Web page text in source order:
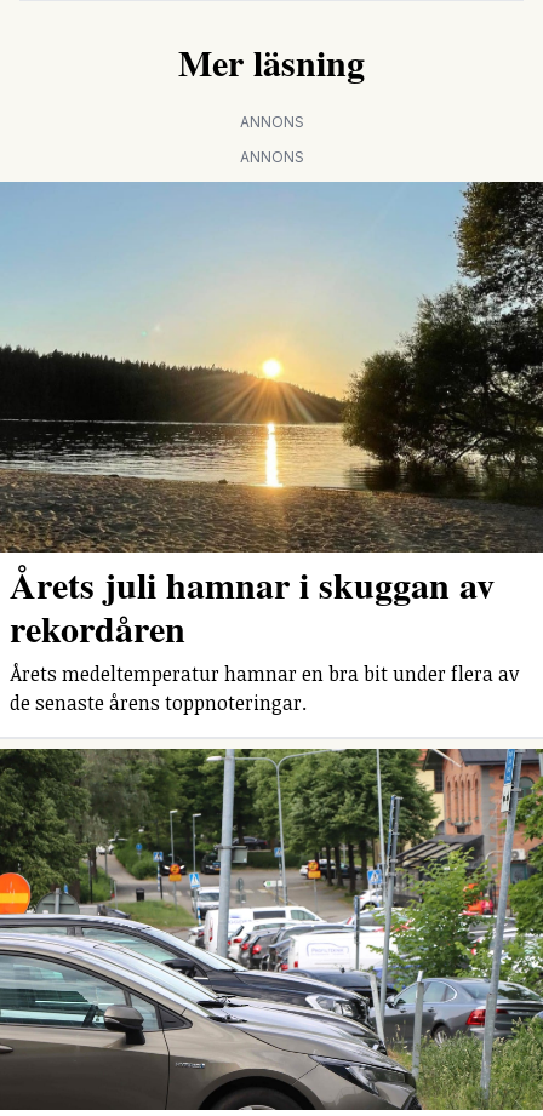
Mer läsning
ANNONS
ANNONS
Årets juli hamnar i skuggan av
rekordåren
Årets medeltemperatur hamnar en bra bit under flera av
de senaste årens toppnoteringar.